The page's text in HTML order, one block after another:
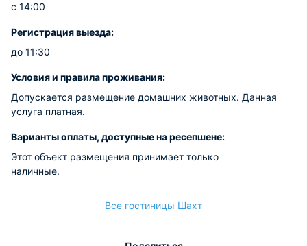
с 14:00
Регистрация выезда:
до 11:30
Условия и правила проживания:
Допускается размещение домашних животных. Данная
услуга платная.
Варианты оплаты, доступные на ресепшене:
Этот объект размещения принимает только
наличные.
Все гостиницы Шахт